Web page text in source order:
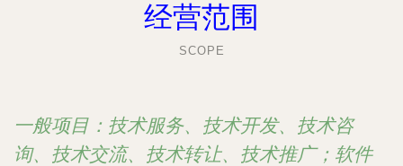
经营范围
SCOPE
一般项目：技术服务、技术开发、技术咨
询、技术交流、技术转让、技术推广；软件